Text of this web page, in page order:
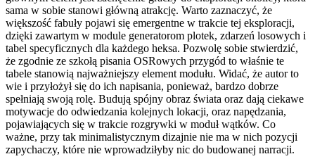
sama w sobie stanowi główną atrakcję. Warto zaznaczyć, że
większość fabuły pojawi się emergentne w trakcie tej eksploracji,
dzięki zawartym w module generatorom plotek, zdarzeń losowych i
tabel specyficznych dla każdego heksa. Pozwolę sobie stwierdzić,
że zgodnie ze szkołą pisania OSRowych przygód to właśnie te
tabele stanowią najważniejszy element modułu. Widać, że autor to
wie i przyłożył się do ich napisania, ponieważ, bardzo dobrze
spełniają swoją rolę. Budują spójny obraz świata oraz dają ciekawe
motywacje do odwiedzania kolejnych lokacji, oraz napędzania,
pojawiających się w trakcie rozgrywki w moduł wątków. Co
ważne, przy tak minimalistycznym dizajnie nie ma w nich pozycji
zapychaczy, które nie wprowadziłyby nic do budowanej narracji.